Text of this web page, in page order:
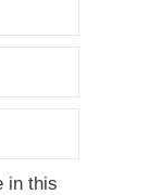
in this